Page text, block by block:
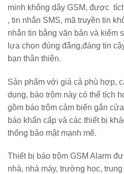
minh không dây GSM, được
, tin nhắn SMS, mã truyền tin
nhắn tin bằng văn bản và kiểm
lựa chọn đúng đắng,đáng tin
bạn thân thiện.
Sản phẩm với giá cả phù hợp,
dụng, báo trộm này có thể tích
gồm báo trộm cảm biến gắn
báo khẩn cấp và các thiết bị
thống bảo mật mạnh mẽ.
Thiết bị báo trộm GSM Alarm
nhà, nhà máy, trường học,